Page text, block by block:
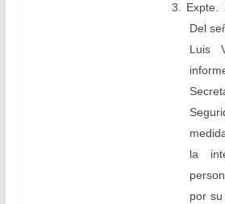
3. Expte.
Del
Luis
la
por